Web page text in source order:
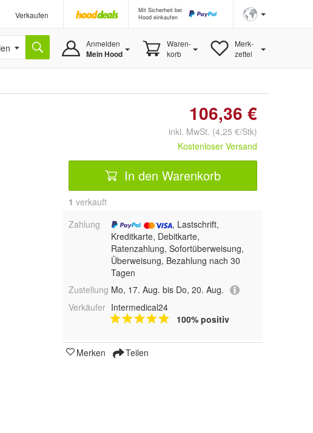
Verkaufen
Mit Sicherheit bei
Hood einkaufen
Anmelden
Mein Hood
Waren-
korb
Merk-
zettel
106,36 €
inkl. MwSt. (4,25 €/Stk)
Kostenloser Versand
In den Warenkorb
1 verkauft
Zahlung
, Lastschrift,
Kreditkarte, Debitkarte,
Ratenzahlung, Sofortüberweisung,
Überweisung, Bezahlung nach 30
Tagen
Zustellung Mo, 17. Aug. bis Do, 20. Aug.
Verkäufer Intermedical24
100% positiv
Merken Teilen